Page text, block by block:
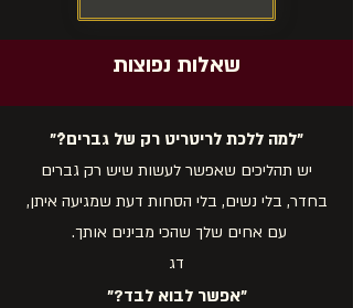
שאלות נפוצות
״למה ללכת לריטריט רק של גברים?ֿ״
יש תהליכים שאפשר לעשות שיש רק גברים
בחדר, בלי נשים, בלי הסחות דעת שמגיעה איתן,
עם אחים שלך שהכי מבינים אותך.
דג
״אפשר לבוא לבד?״